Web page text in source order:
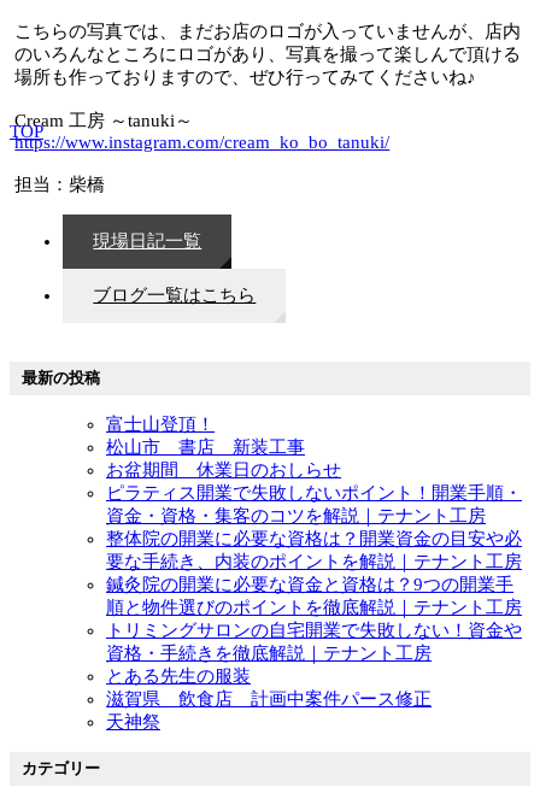
TOP
こちらの写真では、まだお店のロゴが入っていませんが、店内
のいろんなところにロゴがあり、写真を撮って楽しんで頂ける
場所も作っておりますので、ぜひ行ってみてくださいね♪
Cream 工房 ～tanuki～
https://www.instagram.com/cream_ko_bo_tanuki/
担当：柴橋
現場日記一覧
ブログ一覧はこちら
最新の投稿
富士山登頂！
松山市 書店 新装工事
お盆期間 休業日のおしらせ
ピラティス開業で失敗しないポイント！開業手順・
資金・資格・集客のコツを解説｜テナント工房
整体院の開業に必要な資格は？開業資金の目安や必
要な手続き、内装のポイントを解説｜テナント工房
鍼灸院の開業に必要な資金と資格は？9つの開業手
順と物件選びのポイントを徹底解説｜テナント工房
トリミングサロンの自宅開業で失敗しない！資金や
資格・手続きを徹底解説｜テナント工房
とある先生の服装
滋賀県 飲食店 計画中案件パース修正
天神祭
カテゴリー